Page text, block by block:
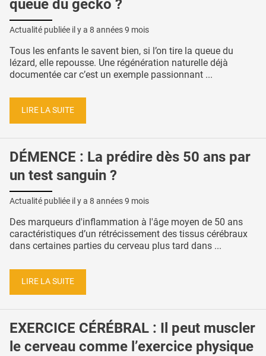
queue du gecko ?
Actualité publiée il y a 8 années 9 mois
Tous les enfants le savent bien, si l’on tire la queue du
lézard, elle repousse. Une régénération naturelle déjà
documentée car c’est un exemple passionnant ...
LIRE LA SUITE
DÉMENCE : La prédire dès 50 ans par
un test sanguin ?
Actualité publiée il y a 8 années 9 mois
Des marqueurs d'inflammation à l'âge moyen de 50 ans
caractéristiques d’un rétrécissement des tissus cérébraux
dans certaines parties du cerveau plus tard dans ...
LIRE LA SUITE
EXERCICE CÉRÉBRAL : Il peut muscler
le cerveau comme l’exercice physique